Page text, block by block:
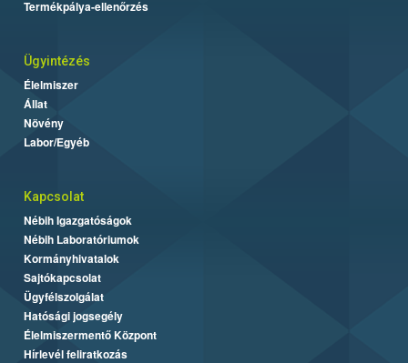
Termékpálya-ellenőrzés
Ügyintézés
Élelmiszer
Állat
Növény
Labor/Egyéb
Kapcsolat
Nébih Igazgatóságok
Nébih Laboratóriumok
Kormányhivatalok
Sajtókapcsolat
Ügyfélszolgálat
Hatósági jogsegély
Élelmiszermentő Központ
Hírlevél feliratkozás